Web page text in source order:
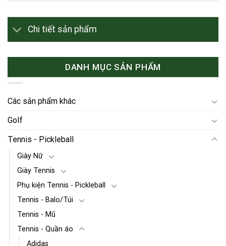
Chi tiết sản phẩm
DANH MỤC SẢN PHẨM
Các sản phẩm khác
Golf
Tennis - Pickleball
Giày Nữ
Giày Tennis
Phụ kiện Tennis - Pickleball
Tennis - Balo/Túi
Tennis - Mũ
Tennis - Quần áo
Adidas